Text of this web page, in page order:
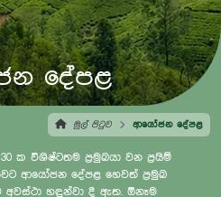
දේපළ
මුල් පිටුව ආයෝජන දේපළ
ක විශිෂ්ටතම ප්‍රමුඛයා වන ප්‍රයිම්
ආයෝජන දේපළ හෙවත් ප්‍රමුඛ
හඳුන්වා දී ඇත. ඕනෑම